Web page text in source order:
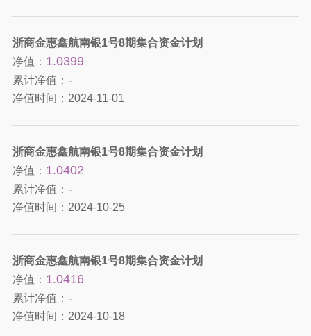
浙商金惠鑫航南银1号8期集合资金计划
净值： 1.0399
累计净值： -
净值时间： 2024-11-01
浙商金惠鑫航南银1号8期集合资金计划
净值： 1.0402
累计净值： -
净值时间： 2024-10-25
浙商金惠鑫航南银1号8期集合资金计划
净值： 1.0416
累计净值： -
净值时间： 2024-10-18